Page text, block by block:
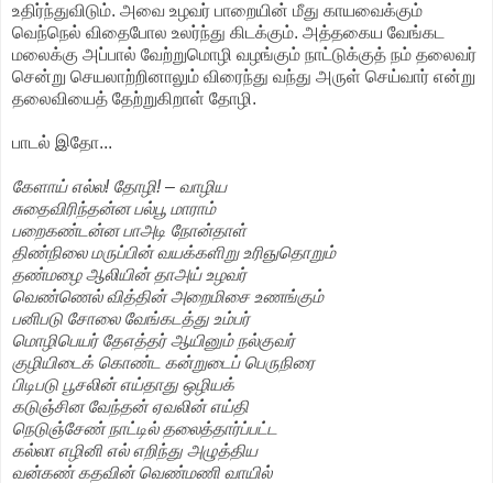
உதிர்ந்துவிடும். அவை உழவர் பாறையின் மீது காயவைக்கும்
வெந்நெல் விதைபோல உலர்ந்து கிடக்கும். அத்தகைய வேங்கட
மலைக்கு அப்பால் வேற்றுமொழி வழங்கும் நாட்டுக்குத் நம் தலைவர்
சென்று செயலாற்றினாலும் விரைந்து வந்து அருள் செய்வார் என்று
தலைவியைத் தேற்றுகிறாள் தோழி.
பாடல் இதோ...
கேளாய் எல்ல! தோழி! – வாழிய
சுதைவிரிந்தன்ன பல்பூ மாராம்
பறைகண்டன்ன பாஅடி நோன்தாள்
திண்நிலை மருப்பின் வயக்களிறு உரிஞுதொறும்
தண்மழை ஆலியின் தாஅய் உழவர்
வெண்ணெல் வித்தின் அறைமிசை உணங்கும்
பனிபடு சோலை வேங்கடத்து உம்பர்
மொழிபெயர் தேஎத்தர் ஆயினும் நல்குவர்
குழியிடைக் கொண்ட கன்றுடைப் பெருநிரை
பிடிபடு பூசலின் எய்தாது ஒழியக்
கடுஞ்சின வேந்தன் ஏவலின் எய்தி
நெடுஞ்சேண் நாட்டில் தலைத்தார்ப்பட்ட
கல்லா எழினி எல் எறிந்து அழுத்திய
வன்கண் கதவின் வெண்மணி வாயில்